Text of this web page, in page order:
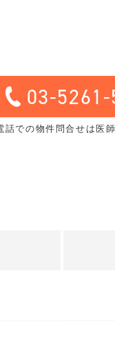
03-5261-
話での物件問合せは医